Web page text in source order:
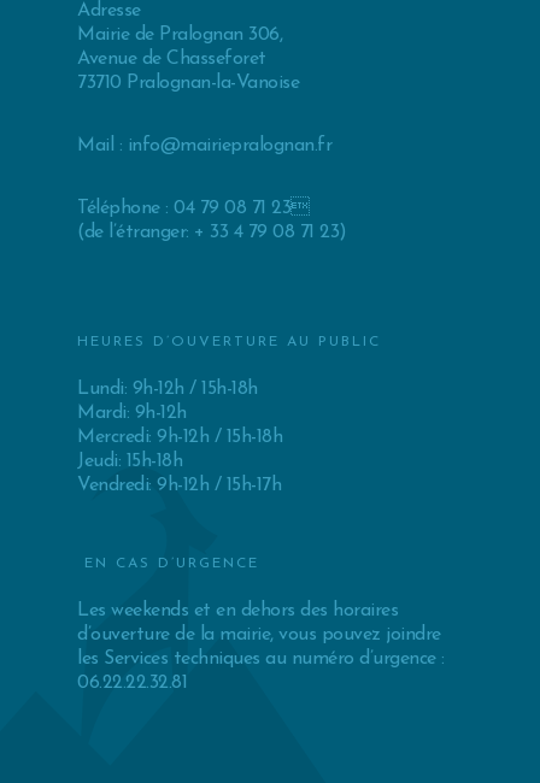
Adresse
Mairie de Pralognan 306,
Avenue de Chasseforet
73710 Pralognan-la-Vanoise
Mail : info@mairiepralognan.fr
Téléphone : 04 79 08 71 23
(de l’étranger: + 33 4 79 08 71 23)
HEURES D’OUVERTURE AU PUBLIC
Lundi: 9h-12h / 15h-18h
Mardi: 9h-12h
Mercredi: 9h-12h / 15h-18h
Jeudi: 15h-18h
Vendredi: 9h-12h / 15h-17h
EN CAS D’URGENCE
Les weekends et en dehors des horaires
d’ouverture de la mairie, vous pouvez joindre
les Services techniques au numéro d’urgence :
06.22.22.32.81